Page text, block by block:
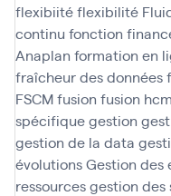
flexibiitéflexibilité
continu fonction
Anaplan formation en
fraîcheur des données
FSCMfusion fusion hcm
spécifiquegestion
gestion de la data
évolutionsGestion des
ressourcesgestion des